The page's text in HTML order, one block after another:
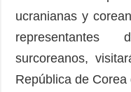
ucranianas y
representantes
surcoreanos,
República de